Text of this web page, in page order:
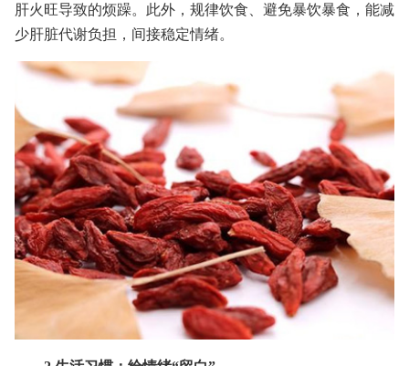
肝火旺导致的烦躁。此外，规律饮食、避免暴饮暴食，能减
少肝脏代谢负担，间接稳定情绪。